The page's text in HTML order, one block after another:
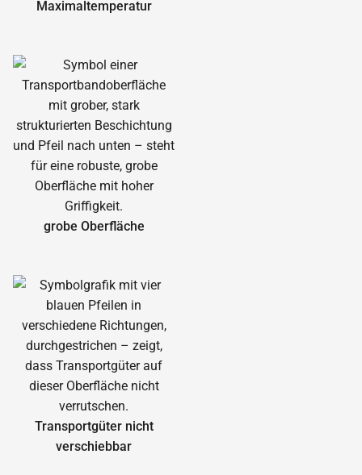
Maximal­temperatur
grobe Oberfläche
Transportgüter nicht
verschiebbar